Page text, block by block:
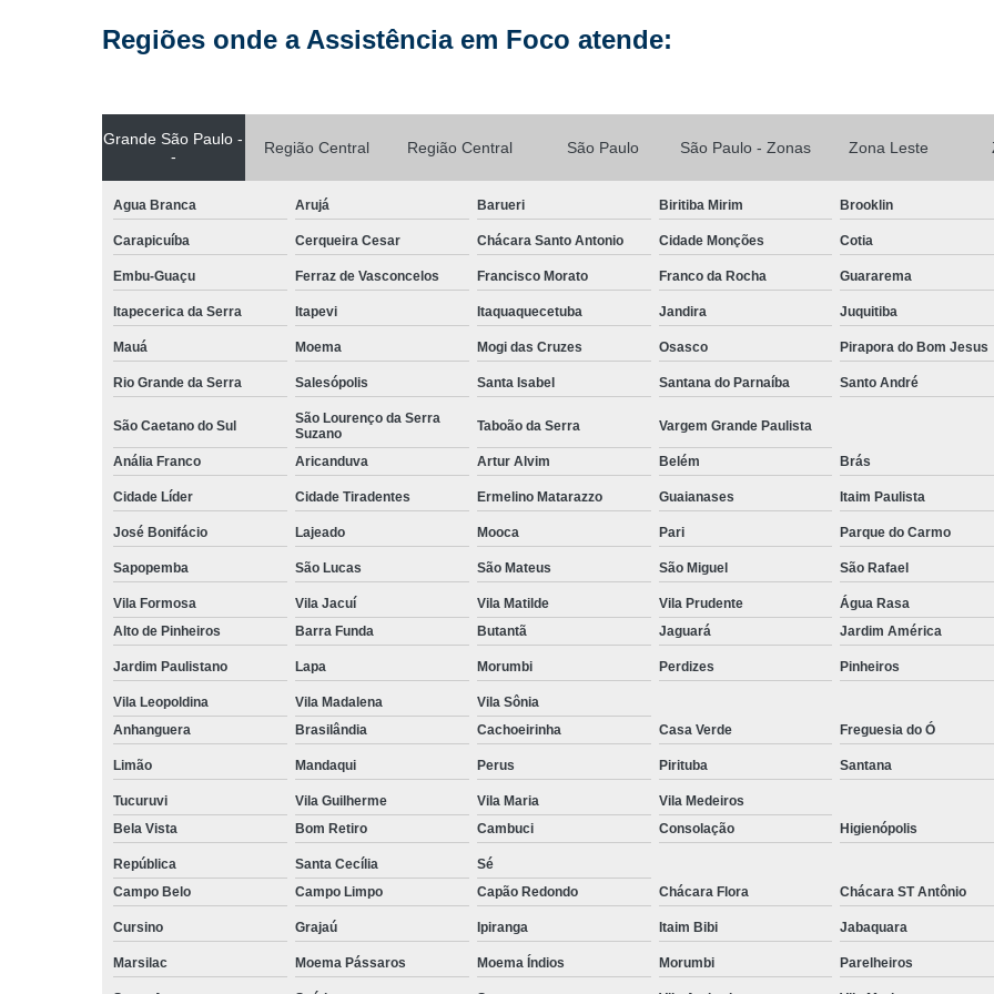
Loja de Conserto de Celular Mais
Loja de Manutenção Celular
Loja de
Loja para Conserto de Celular
Manutenção Celular Samsung
Manutenção de Celular Delivery
Manutenção de Celular Samsung
Reparo Celular em São Paulo
Reparo de Placa de Celular
Reparo em Placa de Celular
Reparo Tela
Troca de Tela Celular Samsung
Troca de Tela em São Paulo
Troca de Tela Motorola
Troca de
Regiões onde a Assistência em Foco atende:
Grande São Paulo -
-
Região Central Região Central São Paulo São Paulo - Zonas Zona Leste
Agua Branca Arujá Barueri Biritiba Mirim Brooklin
Carapicuíba Cerqueira Cesar Chácara Santo Antonio Cidade Monções Cotia
Embu-Guaçu Ferraz de Vasconcelos Francisco Morato Franco da Rocha Guararema
Itapecerica da Serra Itapevi Itaquaquecetuba Jandira Juquitiba
Mauá Moema Mogi das Cruzes Osasco Pirapora do Bom Jesus
Rio Grande da Serra Salesópolis Santa Isabel Santana do Parnaíba Santo André
São Caetano do Sul
São Lourenço da Serra
Suzano
Taboão da Serra Vargem Grande Paulista
Anália Franco Aricanduva Artur Alvim Belém Brás
Cidade Líder Cidade Tiradentes Ermelino Matarazzo Guaianases Itaim Paulista
José Bonifácio Lajeado Mooca Pari Parque do Carmo
Sapopemba São Lucas São Mateus São Miguel São Rafael
Vila Formosa Vila Jacuí Vila Matilde Vila Prudente
Água Rasa
Alto de Pinheiros
Barra Funda Butantã Jaguará Jardim América
Jardim Paulistano Lapa Morumbi Perdizes Pinheiros
Vila Leopoldina Vila Madalena
Vila Sônia
Anhanguera
Brasilândia Cachoeirinha Casa Verde Freguesia do Ó
Limão Mandaqui Perus Pirituba Santana
Tucuruvi Vila Guilherme Vila Maria
Vila Medeiros
Bela Vista
Bom Retiro Cambuci Consolação Higienópolis
República Santa Cecília
Sé
Campo Belo
Campo Limpo Capão Redondo Chácara Flora Chácara ST Antônio
Cursino Grajaú Ipiranga Itaim Bibi Jabaquara
Marsilac Moema Pássaros Moema Índios Morumbi Parelheiros